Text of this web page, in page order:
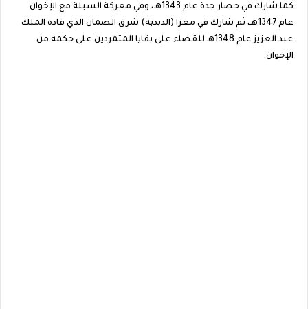
كما شارك في حصار جدة عام 1343هـ، وفي معركة السبلة مع الإخوان
عام 1347هـ، ثم شارك في مغزا (الدبدبة) شرق الصمان الذي قاده الملك
عبد العزيز عام 1348هـ للقضاء على بقايا المتمردين على حكمه من
الإخوان.